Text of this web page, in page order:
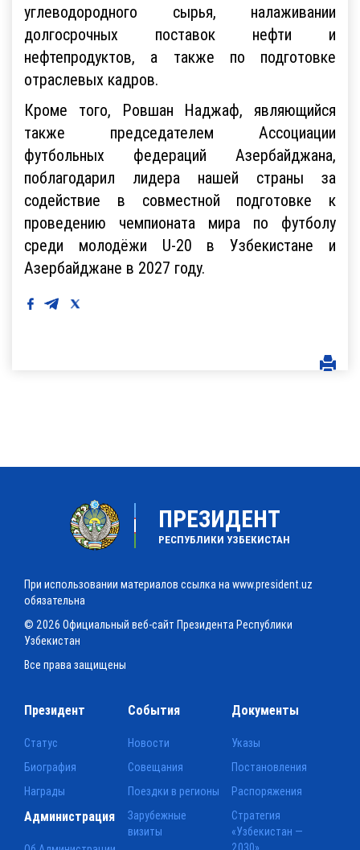
углеводородного сырья, налаживании
долгосрочных поставок нефти и
нефтепродуктов, а также по подготовке
отраслевых кадров.
Кроме того, Ровшан Наджаф, являющийся
также председателем Ассоциации
футбольных федераций Азербайджана,
поблагодарил лидера нашей страны за
содействие в совместной подготовке к
проведению чемпионата мира по футболу
среди молодёжи U-20 в Узбекистане и
Азербайджане в 2027 году.
ПРЕЗИДЕНТ
РЕСПУБЛИКИ УЗБЕКИСТАН
При использовании материалов ссылка на www.president.uz
обязательна
© 2026 Официальный веб-сайт Президента Республики
Узбекистан
Все права защищены
Президент
Статус
Биография
Награды
События
Новости
Совещания
Поездки в регионы
Зарубежные
визиты
Документы
Указы
Постановления
Распоряжения
Стратегия
«Узбекистан —
Администрация